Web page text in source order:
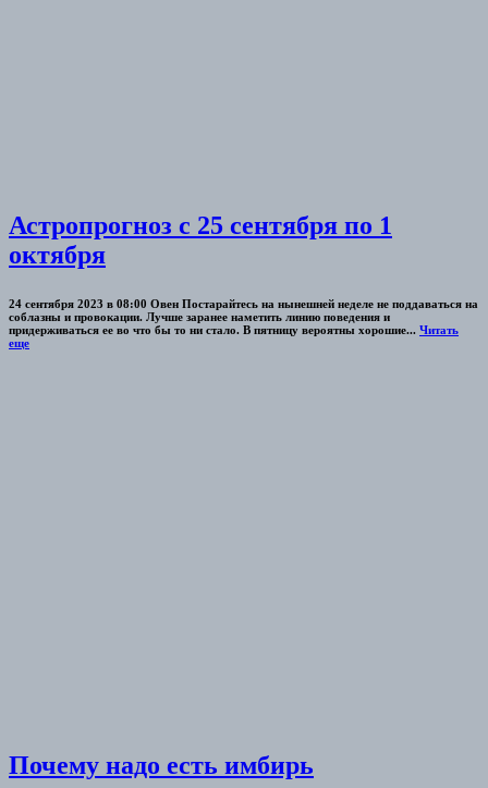
Астропрогноз с 25 сентября по 1
октября
24 сентября 2023 в 08:00 Овен Постарайтесь на нынешней неделе не поддаваться на
соблазны и провокации. Лучше заранее наметить линию поведения и
придерживаться ее во что бы то ни стало. В пятницу вероятны хорошие... Читать
еще
Почему надо есть имбирь